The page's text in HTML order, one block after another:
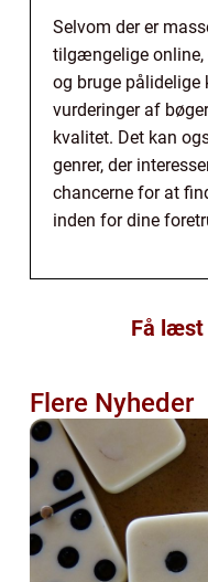
Selvom der er
tilgængelige
og bruge pålidelige
vurderinger af
kvalitet. Det kan
genrer, der
chancerne for at
inden for dine
Få læst
Flere Nyheder